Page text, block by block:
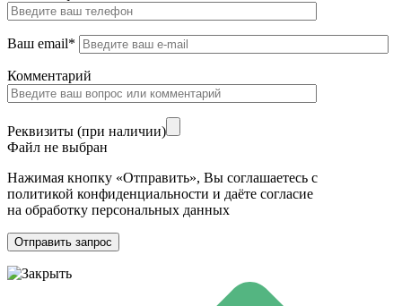
Ваш email*
Комментарий
Реквизиты (при наличии)
Файл не выбран
Нажимая кнопку «Отправить», Вы соглашаетесь с
политикой конфиденциальности и даёте согласие
на обработку персональных данных